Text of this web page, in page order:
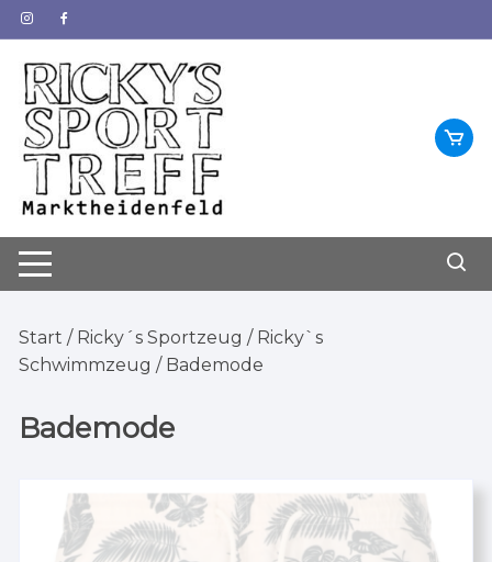
Zum
Inhalt
springen
Start / Ricky´s Sportzeug / Ricky`s
Schwimmzeug / Bademode
Bademode